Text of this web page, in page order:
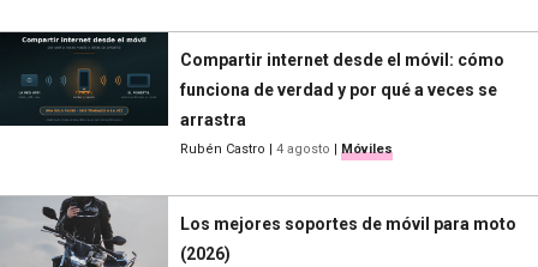
Compartir internet desde el móvil: cómo
funciona de verdad y por qué a veces se
arrastra
Rubén Castro | 4 agosto | Móviles
Los mejores soportes de móvil para moto
(2026)